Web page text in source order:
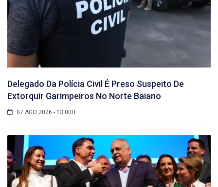
Delegado Da Polícia Civil É Preso Suspeito De
Extorquir Garimpeiros No Norte Baiano
07 AGO 2026 - 13:00H